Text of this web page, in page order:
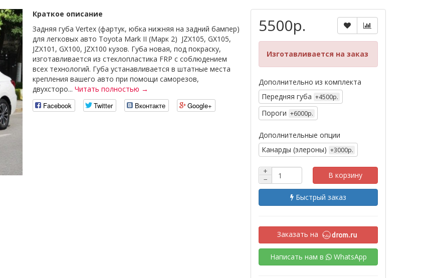
Краткое описание
Задняя губа Vertex (фартук, юбка нижняя на задний бампер)
для легковых авто Toyota Mark II (Марк 2) JZX105, GX105,
JZX101, GX100, JZX100 кузов. Губа новая, под покраску,
изготавливается из стеклопластика FRP с соблюдением
всех технологий. Губа устанавливается в штатные места
крепления вашего авто при помощи саморезов,
двухсторо... Читать полностью →
Facebook
Twitter Вконтакте Google+
5500р.
Изготавливается на заказ
Дополнительно из комплекта
Передняя губа +4500р.
Пороги +6000р.
Дополнительные опции
Канарды (элероны) +3000р.
+
−
В корзину
Быстрый заказ
Заказать на
Написать нам в WhatsApp